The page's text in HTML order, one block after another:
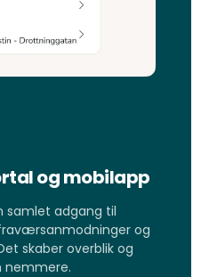
og mobilapp
samlet adgang til
og
skaber overblik og
nemmere.